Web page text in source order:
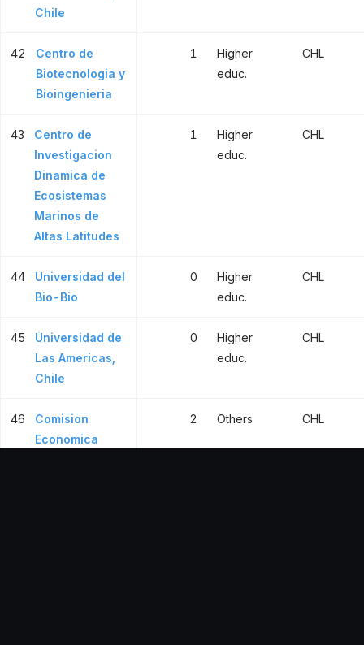
Chile
42
Centro de
Biotecnologia y
Bioingenieria
1
Higher
educ.
CHL
43
Centro de
Investigacion
Dinamica de
Ecosistemas
Marinos de
Altas Latitudes
1
Higher
educ.
CHL
44
Universidad del
Bio-Bio
0
Higher
educ.
CHL
45
Universidad de
Las Americas,
Chile
0
Higher
educ.
CHL
46
Comision
Economica
2 Others CHL